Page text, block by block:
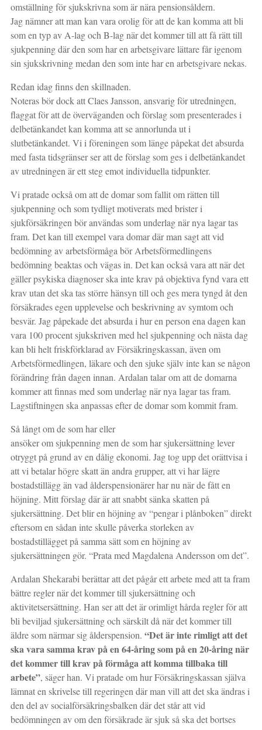
omställning för sjukskrivna som är nära pensionsåldern.
Jag nämner att man kan vara orolig för att de kan komma att bli
som en typ av A-lag och B-lag när det kommer till att få rätt till
sjukpenning där den som har en arbetsgivare lättare får igenom
sin sjukskrivning medan den som inte har en arbetsgivare nekas.
Redan idag finns den skillnaden.
Noteras bör dock att Claes Jansson, ansvarig för utredningen,
flaggat för att de överväganden och förslag som presenterades i
delbetänkandet kan komma att se annorlunda ut i
slutbetänkandet. Vi i föreningen som länge påpekat det absurda
med fasta tidsgränser ser att de förslag som ges i delbetänkandet
av utredningen är ett steg emot individuella tidpunkter.
Vi pratade också om att de domar som fallit om rätten till
sjukpenning och som tydligt motiverats med brister i
sjukförsäkringen bör användas som underlag när nya lagar tas
fram. Det kan till exempel vara domar där man sagt att vid
bedömning av arbetsförmåga bör Arbetsförmedlingens
bedömning beaktas och vägas in. Det kan också vara att när det
gäller psykiska diagnoser ska inte krav på objektiva fynd vara ett
krav utan det ska tas större hänsyn till och ges mera tyngd åt den
försäkrades egen upplevelse och beskrivning av symtom och
besvär. Jag påpekade det absurda i hur en person ena dagen kan
vara 100 procent sjukskriven med hel sjukpenning och nästa dag
kan bli helt friskförklarad av Försäkringskassan, även om
Arbetsförmedlingen, läkare och den sjuke själv inte kan se någon
förändring från dagen innan. Ardalan talar om att de domarna
kommer att finnas med som underlag när nya lagar tas fram.
Lagstiftningen ska anpassas efter de domar som kommit fram.
Så långt om de som har eller
ansöker om sjukpenning men de som har sjukersättning lever
otryggt på grund av en dålig ekonomi. Jag tog upp det orättvisa i
att vi betalar högre skatt än andra grupper, att vi har lägre
bostadstillägg än vad ålderspensionärer har nu när de fått en
höjning. Mitt förslag där är att snabbt sänka skatten på
sjukersättning. Det blir en höjning av “pengar i plånboken” direkt
eftersom en sådan inte skulle påverka storleken av
bostadstillägget på samma sätt som en höjning av
sjukersättningen gör. “Prata med Magdalena Andersson om det”.
Ardalan Shekarabi berättar att det pågår ett arbete med att ta fram
bättre regler när det kommer till sjukersättning och
aktivitetsersättning. Han ser att det är orimligt hårda regler för att
bli beviljad sjukersättning och särskilt då när det kommer till
äldre som närmar sig ålderspension. “Det är inte rimligt att det
ska vara samma krav på en 64-åring som på en 20-åring när
det kommer till krav på förmåga att komma tillbaka till
arbete”, säger han. Vi pratade om hur Försäkringskassan själva
lämnat en skrivelse till regeringen där man vill att det ska ändras i
den del av socialförsäkringsbalken där det står att vid
bedömningen av om den försäkrade är sjuk så ska det bortses